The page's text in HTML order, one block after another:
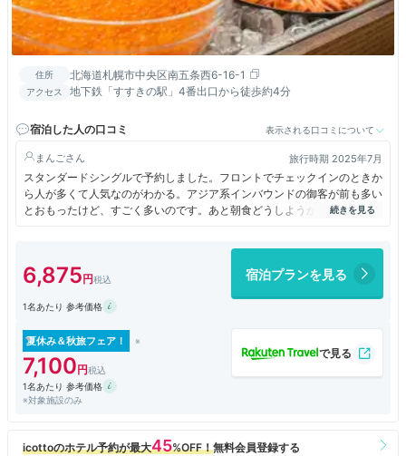
住所 北海道札幌市中央区南五条西6-16-1
アクセス 地下鉄「すすきの駅」4番出口から徒歩約4分
宿泊した人の口コミ 表示される口コミについて
まんご 旅行時期 2025年7月
スタンダードシングルで予約しました。フロントでチェックインのときか
ら人が多くて人気なのがわかる。アジア系インバウンドの御客が前も多い
とおもったけど、すごく多いのです。あと朝食どうしようかなとおもって
つけないで予約したが、前もっての予約だけで満席ということで当日はつ
抹茶オレとかもあって、うれしい。２F大浴場のそばの自動販売機のとこ
ろに無料アイスサービスあり。最中アイスもあった。アメニティは１Ｆで
とるスタイルで化粧水から全部あって、シャワーキャップとかもありまし
6,875 宿泊プランを見る
1名あたり 参考価格
夏休み＆秋旅フェア！
7,100
1名あたり 参考価格
※対象施設のみ